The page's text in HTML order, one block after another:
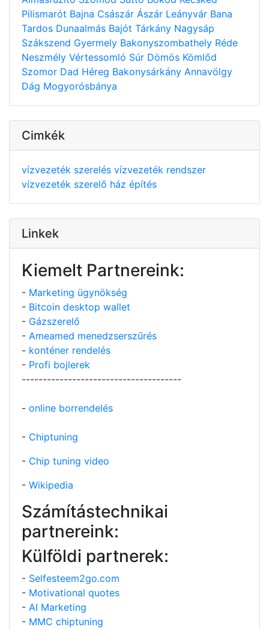
Pilismarót Bajna Császár Ászár Leányvár Bana
Tardos Dunaalmás Bajót Tárkány Nagysáp
Szákszend Gyermely Bakonyszombathely Réde
Neszmély Vértessomló Súr Dömös Kömlőd
Szomor Dad Héreg Bakonysárkány Annavölgy
Dág Mogyorósbánya
Cimkék
vízvezeték szerelés vízvezeték rendszer
vízvezeték szerelő ház építés
Linkek
Kiemelt Partnereink:
- Marketing ügynökség
- Bitcoin desktop wallet
- Gázszerelő
- Ameamed menedzserszűrés
- konténer rendelés
- Profi bojlerek
--------------------------------------
- online borrendelés
- Chiptuning
- Chip tuning video
- Wikipedia
Számítástechnikai
partnereink:
Külföldi partnerek:
- Selfesteem2go.com
- Motivational quotes
- AI Marketing
- MMC chiptuning